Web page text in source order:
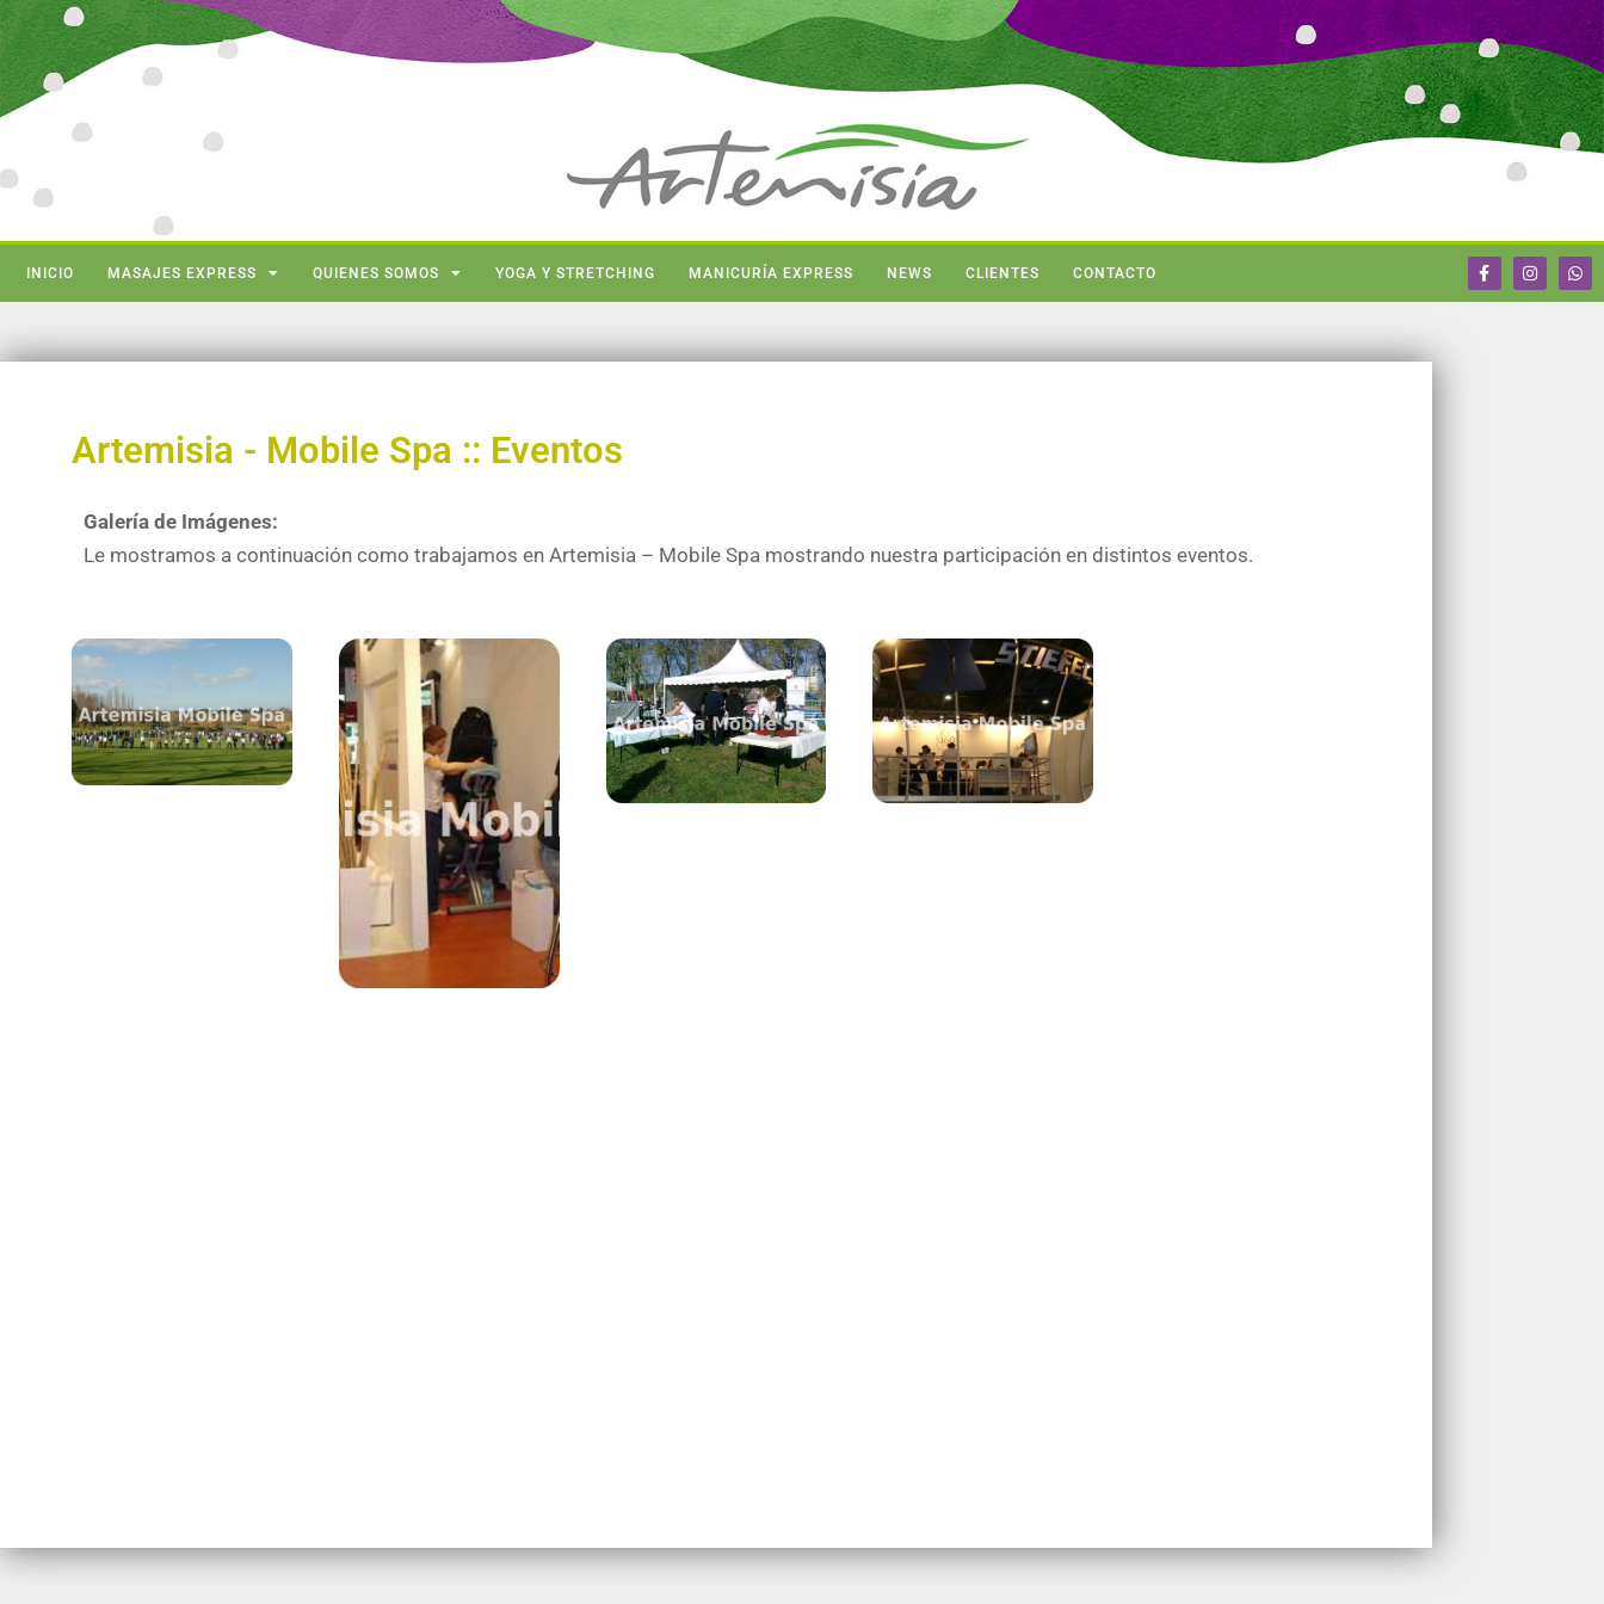
INICIO MASAJES EXPRESS QUIENES SOMOS YOGA Y STRETCHING MANICURÍA EXPRESS NEWS CLIENTES CONTACTO
Artemisia - Mobile Spa :: Eventos
Galería de Imágenes:
Le mostramos a continuación como trabajamos en Artemisia – Mobile Spa mostrando nuestra participación en distintos eventos.